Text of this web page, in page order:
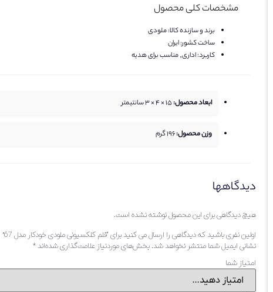
مشخصات کلی محصول
برند و سازنده کالا:ملودی
ساخت کشور:ایران
کاربرد:اداری, مناسب برای هدیه
ابعاد محصول:15 × 4 × 3 سانتیمتر
وزن محصول:196گرم
دیدگاهها
هیچ دیدگاهی برای این محصول نوشته نشده است.
اولین نفری باشید که دیدگاهی را ارسال می کنید برای “قلم کلکسیونی ملودی خودکار مدل 67”
نشانی ایمیل شما منتشر نخواهد شد. بخش‌های موردنیاز علامت‌گذاری شده‌اند*
امتیاز شما